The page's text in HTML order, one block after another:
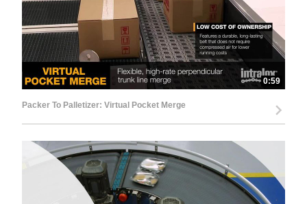
0:59
Packer To Palletizer: Virtual Pocket Merge